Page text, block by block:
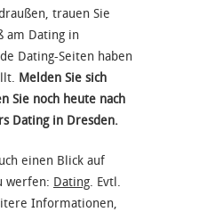
trauen Sie
am Dating in
Dating-Seiten haben
Melden Sie sich
Sie noch heute nach
Dating in Dresden.
einen Blick auf
werfen: Dating. Evtl.
Informationen,